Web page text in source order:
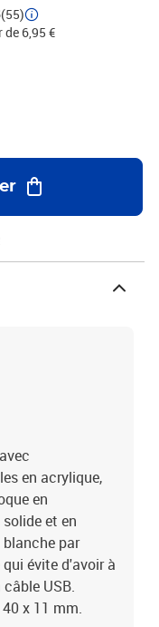
(55)
6,95 €
en acrylique,
en
et en
blanche par
évite d'avoir à
USB.
x 11 mm.